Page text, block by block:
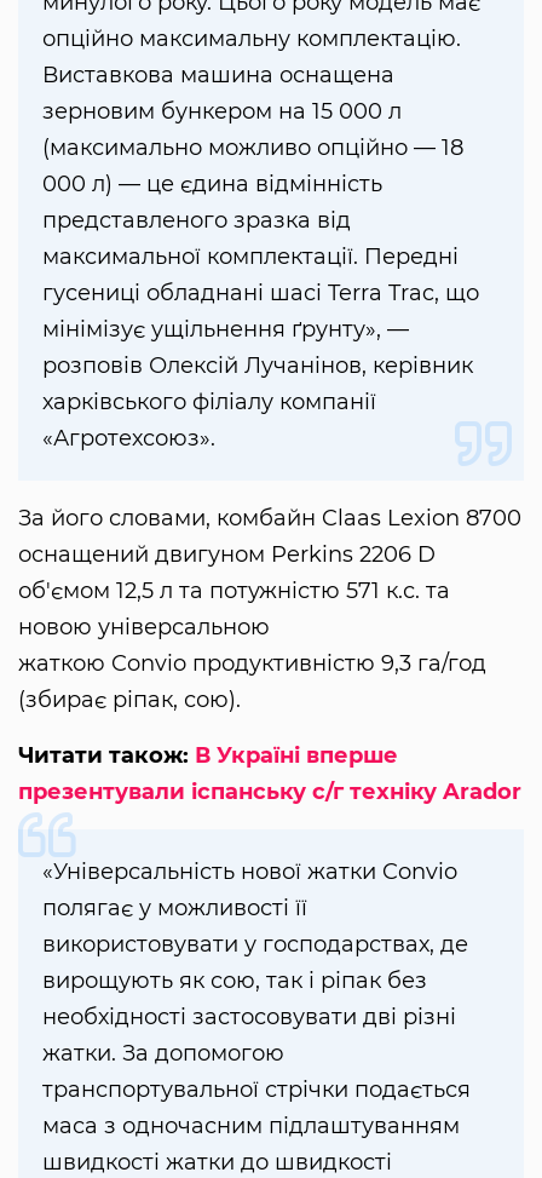
опційно максимальну комплектацію.
Виставкова машина оснащена
зерновим бункером на 15 000 л
(максимально можливо опційно — 18
000 л) — це єдина відмінність
представленого зразка від
максимальної комплектації. Передні
гусениці обладнані шасі Terra Trac, що
мінімізує ущільнення ґрунту», —
розповів Олексій Лучанінов, керівник
харківського філіалу компанії
«Агротехсоюз».
За його словами, комбайн Claas Lexion 8700
оснащений двигуном Perkins 2206 D
об'ємом 12,5 л та потужністю 571 к.с. та
новою універсальною
жаткою Convio продуктивністю 9,3 га/год
(збирає ріпак, сою).
Читати також: В Україні вперше
презентували іспанську с/г техніку Arador
«Універсальність нової жатки Convio
полягає у можливості її
використовувати у господарствах, де
вирощують як сою, так і ріпак без
необхідності застосовувати дві різні
жатки. За допомогою
транспортувальної стрічки подається
маса з одночасним підлаштуванням
швидкості жатки до швидкості